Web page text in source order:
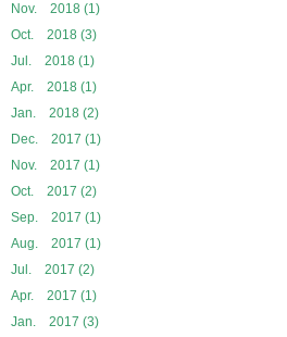
Nov. 2018 (1)
Oct. 2018 (3)
Jul. 2018 (1)
Apr. 2018 (1)
Jan. 2018 (2)
Dec. 2017 (1)
Nov. 2017 (1)
Oct. 2017 (2)
Sep. 2017 (1)
Aug. 2017 (1)
Jul. 2017 (2)
Apr. 2017 (1)
Jan. 2017 (3)